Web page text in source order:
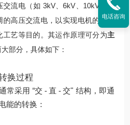
交流电（如 3kV、6kV、10kV）转
的高压交流电，以实现电机的无级
工艺等目的。其运作原理可分为主
部分，具体如下：
换过程
常采用 “交 - 直 - 交" 结构，即通
能的转换：
电话咨询